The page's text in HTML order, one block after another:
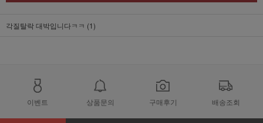
각질탈락 대박입니다ㅋㅋ (1)
이벤트 상품문의 구매후기 배송조회